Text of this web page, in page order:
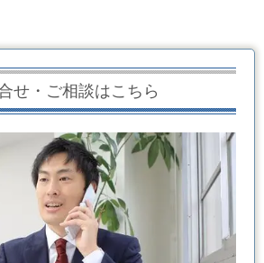
せ・ご相談はこちら